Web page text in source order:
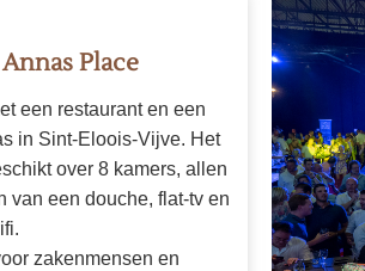
Place
een restaurant en een
in Sint-Eloois-Vijve. Het
over 8 kamers, allen
van een douche, flat-tv en
zakenmensen en